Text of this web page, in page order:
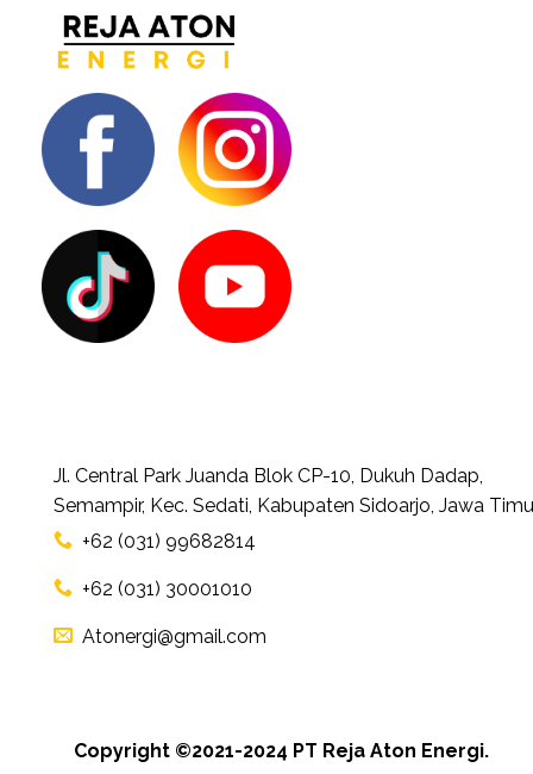
Jl. Central Park Juanda Blok CP-10, Dukuh Dadap,
Semampir, Kec. Sedati, Kabupaten Sidoarjo, Jawa
+62 (031) 99682814
+62 (031) 30001010
Atonergi@gmail.com
Copyright ©2021-2024 PT Reja Aton Energi.